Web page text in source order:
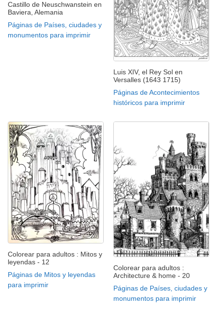
Castillo de Neuschwanstein en
Baviera, Alemania
Páginas de Países, ciudades y
monumentos para imprimir
Luis XIV, el Rey Sol en
Versalles (1643 1715)
Páginas de Acontecimientos
históricos para imprimir
Colorear para adultos : Mitos y
leyendas - 12
Páginas de Mitos y leyendas
para imprimir
Colorear para adultos :
Architecture & home - 20
Páginas de Países, ciudades y
monumentos para imprimir